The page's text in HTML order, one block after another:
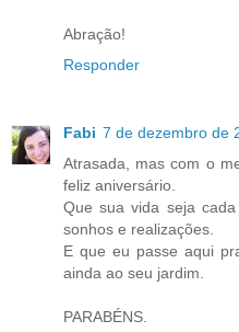
Abração!
Responder
Fabi 7 de dezembro de
Atrasada, mas com o
feliz aniversário.
Que sua vida seja
sonhos e realizações.
E que eu passe aqui
ainda ao seu jardim.
PARABÉNS.